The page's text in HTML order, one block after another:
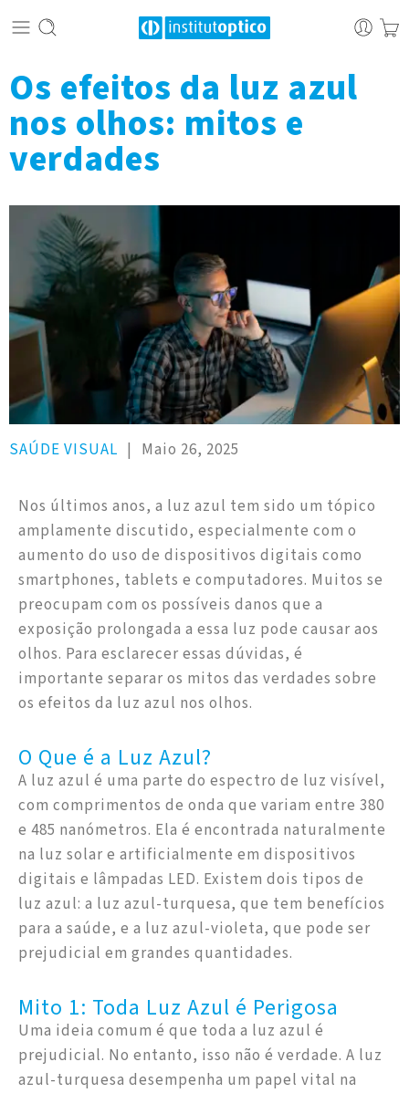
Os efeitos da luz azul
nos olhos: mitos e
verdades
SAÚDE VISUAL Maio 26, 2025
Nos últimos anos, a luz azul tem sido um tópico
amplamente discutido, especialmente com o
aumento do uso de dispositivos digitais como
smartphones, tablets e computadores. Muitos se
preocupam com os possíveis danos que a
exposição prolongada a essa luz pode causar aos
olhos. Para esclarecer essas dúvidas, é
importante separar os mitos das verdades sobre
os efeitos da luz azul nos olhos.
O Que é a Luz Azul?
A luz azul é uma parte do espectro de luz visível,
com comprimentos de onda que variam entre 380
e 485 nanómetros. Ela é encontrada naturalmente
na luz solar e artificialmente em dispositivos
digitais e lâmpadas LED. Existem dois tipos de
luz azul: a luz azul-turquesa, que tem benefícios
para a saúde, e a luz azul-violeta, que pode ser
prejudicial em grandes quantidades.
Mito 1: Toda Luz Azul é Perigosa
Uma ideia comum é que toda a luz azul é
prejudicial. No entanto, isso não é verdade. A luz
azul-turquesa desempenha um papel vital na